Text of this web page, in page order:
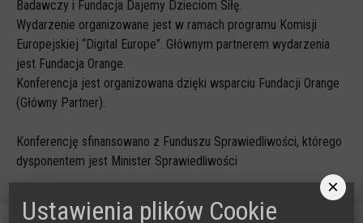
Badawczy i Fundacja Dajemy Dzieciom Siłę.
Wydarzenie organizowane jest w ramach programu Komisji
Europejskiej “Digital Europe”. Głównym partnerem wydarzenia
jest Fundacja Orange.
Konferencja jest organizowana dzięki wsparciu Fundacji Orange
(Główny Partner).
Konferencję sfinansowano z Funduszu Sprawiedliwości, którego
dysponentem jest Minister Sprawiedliwości
×
Ustawienia plików Cookie